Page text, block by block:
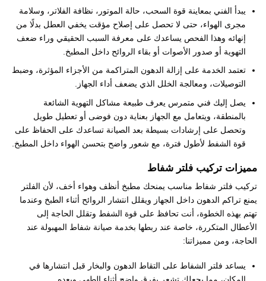
يبدأ الفني بمعاينة قوة السحب، حالة الموتور، نظافة الفلاتر، وسلامة
مجرى الهواء، حتى لا تحصل على إصلاح مؤقت يخفي العطل بدلًا من
إنهائه وهذا الفحص يساعدك على معرفة السبب الحقيقي وراء ضعف
التهوية أو صدور الأصوات أو بقاء الروائح داخل المطبخ.
تعتمد الخدمة على إزالة الدهون المتراكمة من الأجزاء المؤثرة، وضبط
التوصيلات، ومعالجة الخلل الذي يضعف أداء الجهاز.
يصل إليك فني متمرس يعرف طبيعة مشاكل التهوية الشائعة
بالمنطقة، ويتعامل مع الجهاز بعناية دون فوضى أو تعطيل طويل
وتحصل على إرشادات بسيطة بعد الصيانة تساعدك على الحفاظ على
قوة الشفط لأطول فترة، مع شعور واضح بتحسن الهواء داخل المطبخ.
مميزات تركيب فلتر شفاط
تركيب فلتر شفاط مناسب يمنحك مطبخ أنظف وهواء أخف، لأن الفلتر
يمنع تراكم الدهون داخل الجهاز ويقلل انتشار الروائح أثناء الطبخ وعندما
تهتم بهذه الخطوة، أنت تحافظ على قوة الشفط وتقلل الحاجة إلى
الأعطال المتكررة، خاصة عند ربطها بخدمة صيانة شفاط المهبولة عند
الحاجة، ومن مميزاتنا:
يساعد فلتر الشفاط على التقاط الدهون والبخار قبل انتشارها في